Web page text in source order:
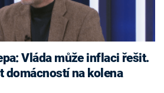
domácností na kolena